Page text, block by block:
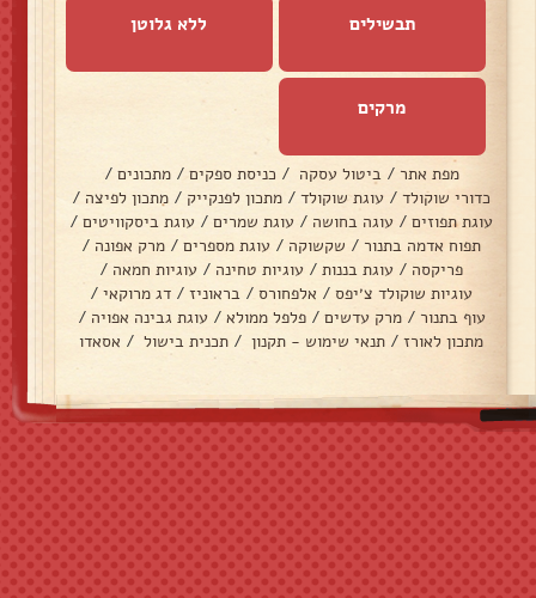
תבשילים ללא גלוטן
מרקים
מפת אתר / ביטול עסקה / כניסת ספקים / מתכונים /
כדורי שוקולד / עוגת שוקולד / מתכון לפנקייק / מתכון לפיצה /
עוגת תפוזים / עוגה בחושה / עוגת שמרים / עוגת ביסקוויטים /
תפוח אדמה בתנור / שקשוקה / עוגת מספרים / מרק אפונה /
פריקסה / עוגת בננות / עוגיות טחינה / עוגיות חמאה /
עוגיות שוקולד צ׳יפס / אלפחורס / בראוניז / דג מרוקאי /
עוף בתנור / מרק עדשים / פלפל ממולא / עוגת גבינה אפויה /
מתכון לאורז / תנאי שימוש - תקנון / תכנית בישול / אסאדו